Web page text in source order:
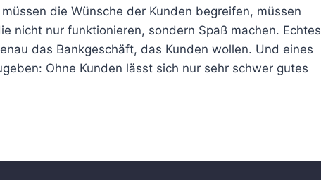
die Wünsche der Kunden begreifen, müssen
nicht nur funktionieren, sondern Spaß machen. Echtes
das Bankgeschäft, das Kunden wollen. Und eines
Ohne Kunden lässt sich nur sehr schwer gutes